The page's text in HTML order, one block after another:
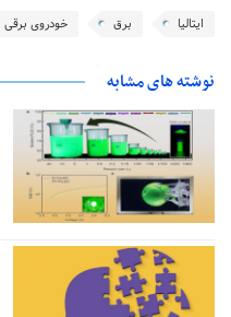
ایتالیا برق خودروی برقی
نوشته های مشابه